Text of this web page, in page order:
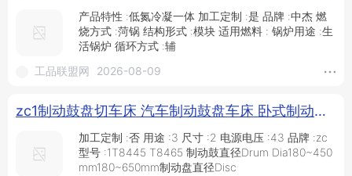
产品特性 :低氮冷凝一体 加工定制 :是 品牌 :中杰 燃
烧方式 :菏锅 结构形式 :模块 适用燃料 : 锅炉用途 :生
活锅炉 循环方式 :辅
工品联盟网
2026-08-09
zc1制动鼓盘切车床 汽车制动鼓盘车床 卧式制动鼓盘车床_供应产品_山东智创重工科技有限公司
加工定制 :否 用途 :3 尺寸 :2 电源电压 :43 品牌 :zc
型号 :1T8445 T8465 制动鼓直径Drum Dia180~450
mm180~650mm制动盘直径Disc